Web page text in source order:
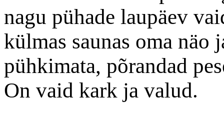
nagu pühade laupäev
külmas saunas oma näo
pühkimata, põrandad
On vaid kark ja valud.